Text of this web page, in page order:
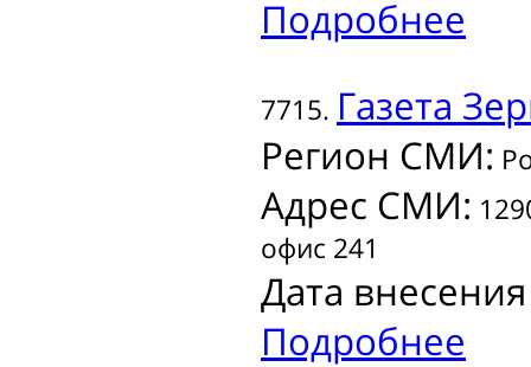
Подробнее
7715. Газета
Регион СМИ:
Адрес СМИ:
офис 241
Дата
Подробнее